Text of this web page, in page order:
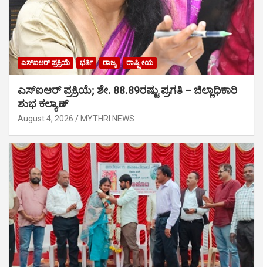
ಎಸ್‍ಐಆರ್ ಪ್ರಕ್ರಿಯೆ ಭರ್ತಿ ರಾಜ್ಯ ರಾಷ್ಟ್ರೀಯ
ಎಸ್‍ಐಆರ್ ಪ್ರಕ್ರಿಯೆ; ಶೇ. 88.89ರಷ್ಟು ಪ್ರಗತಿ – ಜಿಲ್ಲಾಧಿಕಾರಿ
ಶುಭ ಕಲ್ಯಾಣ್
August 4, 2026 MYTHRI NEWS